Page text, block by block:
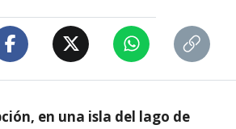
en una isla del lago de